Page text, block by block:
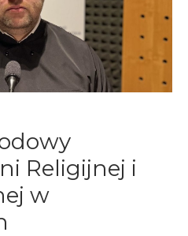
Religijnej i
w